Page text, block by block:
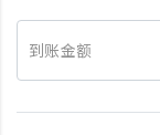
到账金额